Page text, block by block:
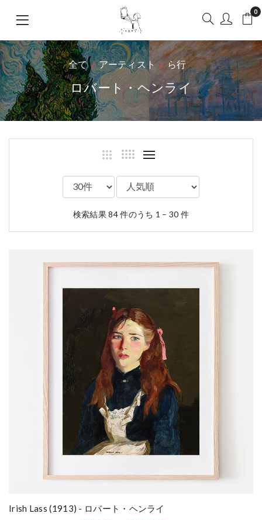
0
全て アーティスト ら行
ロバート・ヘンライ
検索結果 84 件のうち 1 – 30 件
Irish Lass (1913) - ロバート・ヘンライ